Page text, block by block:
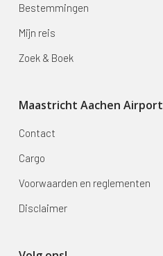
Bestemmingen
Mijn reis
Zoek & Boek
Maastricht Aachen Airport
Contact
Cargo
Voorwaarden en reglementen
Disclaimer